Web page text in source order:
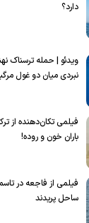
دارد؟
ویدئو | حمله ترسناک
نبردی میان دو غول
فیلمی تکان‌دهنده از
باران خون و روده!
ساحل پریدند